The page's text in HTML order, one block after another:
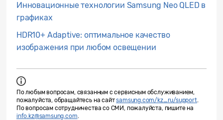
Инновационные технологии Samsung Neo QLED в
графиках
HDR10+ Adaptive: оптимальное качество
изображения при любом освещении
По любым вопросам, связанным с сервисным обслуживанием,
пожалуйста, обращайтесь на сайтsamsung.com/kz_ru/support.
По вопросам сотрудничества со СМИ, пожалуйста, пишите на
info.kz@samsung.com.